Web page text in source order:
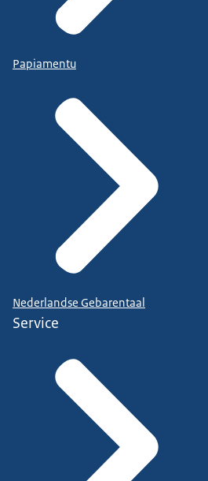
Papiamentu
Nederlandse Gebarentaal
Service